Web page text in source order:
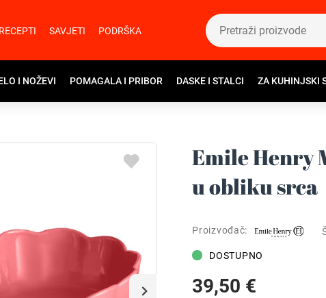
RECEPTI SAVJETI PODRŠKA
I NOŽEVI POMAGALA I PRIBOR DASKE I STALCI ZA KUHINJSKI
Emile Henry
u obliku srca
Proizvođač:
DOSTUPNO
39,50 €